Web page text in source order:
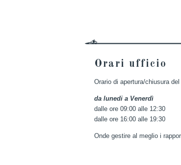
Orari ufficio
Orario di apertura/chiusura
da lunedi a Venerdì
dalle ore 09:00 alle 12:30
dalle ore 16:00 alle 19:30
Onde gestire al meglio i